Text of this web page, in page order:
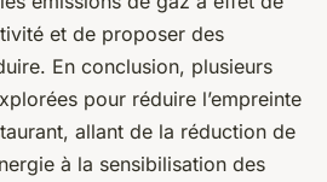
et de proposer des
En conclusion, plusieurs
pour réduire l’empreinte
allant de la réduction de
à la sensibilisation des